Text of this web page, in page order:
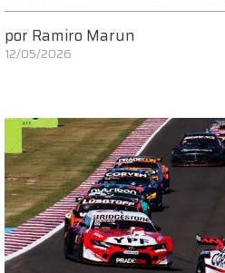
por Ramiro Marun
12/05/2026